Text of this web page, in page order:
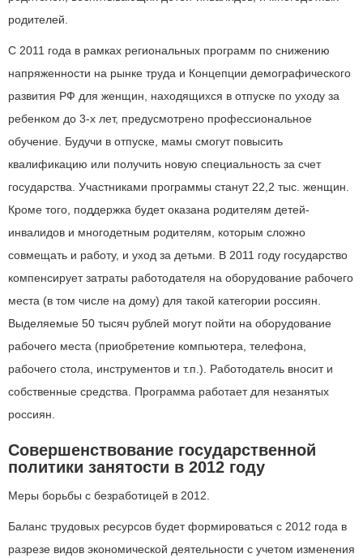
родителей.
С 2011 года в рамках региональных программ по снижению
напряженности на рынке труда и Концепции демографического
развития РФ для женщин, находящихся в отпуске по уходу за
ребенком до 3-х лет, предусмотрено профессиональное
обучение. Будучи в отпуске, мамы смогут повысить
квалификацию или получить новую специальность за счет
государства. Участниками программы станут 22,2 тыс. женщин.
Кроме того, поддержка будет оказана родителям детей-
инвалидов и многодетным родителям, которым сложно
совмещать и работу, и уход за детьми. В 2011 году государство
компенсирует затраты работодателя на оборудование рабочего
места (в том числе на дому) для такой категории россиян.
Выделяемые 50 тысяч рублей могут пойти на оборудование
рабочего места (приобретение компьютера, телефона,
рабочего стола, инструментов и т.п.). Работодатель вносит и
собственные средства. Программа работает для незанятых
россиян.
Совершенствование государственной
политики занятости в 2012 году
Меры борьбы с безработицей в 2012.
Баланс трудовых ресурсов будет формироваться с 2012 года в
разрезе видов экономической деятельности с учетом изменения